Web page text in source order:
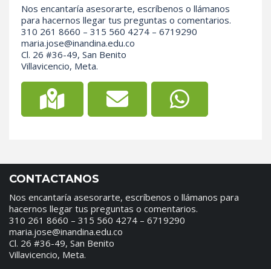
Nos encantaría asesorarte, escríbenos o llámanos
para hacernos llegar tus preguntas o comentarios.
310 261 8660 – 315 560 4274 – 6719290
maria.jose@inandina.edu.co
Cl. 26 #36-49, San Benito
Villavicencio, Meta.
CONTACTANOS
Nos encantaría asesorarte, escríbenos o llámanos para
hacernos llegar tus preguntas o comentarios.
310 261 8660 – 315 560 4274 – 6719290
maria.jose@inandina.edu.co
Cl. 26 #36-49, San Benito
Villavicencio, Meta.